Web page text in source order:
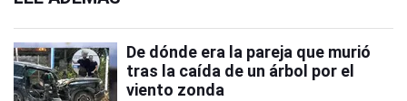
De dónde era la pareja que murió
tras la caída de un árbol por el
viento zonda